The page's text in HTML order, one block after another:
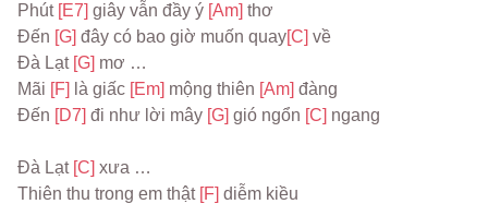
Phút [E7] giây vẫn đầy ý [Am] thơ
Đến [G] đây có bao giờ muốn quay[C] về
Đà Lạt [G] mơ …
Mãi [F] là giấc [Em] mộng thiên [Am] đàng
Đến [D7] đi như lời mây [G] gió ngổn [C] ngang
Đà Lạt [C] xưa …
Thiên thu trong em thật [F] diễm kiều